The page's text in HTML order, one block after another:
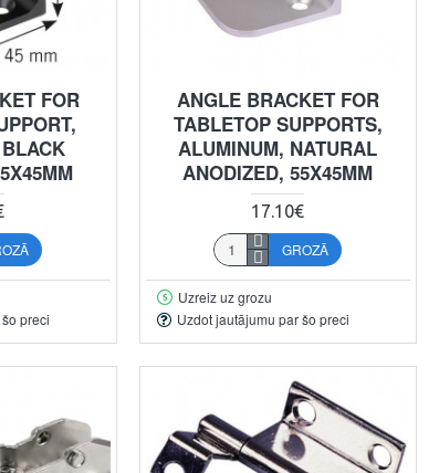
FOR
preci
ANGLE BRACKET FOR
TABLETOP SUPPORTS,
ALUMINUM, NATURAL
ANODIZED, 55X45MM
17.10€
GROZĀ
Uzreiz uz grozu
Uzdot jautājumu par šo preci